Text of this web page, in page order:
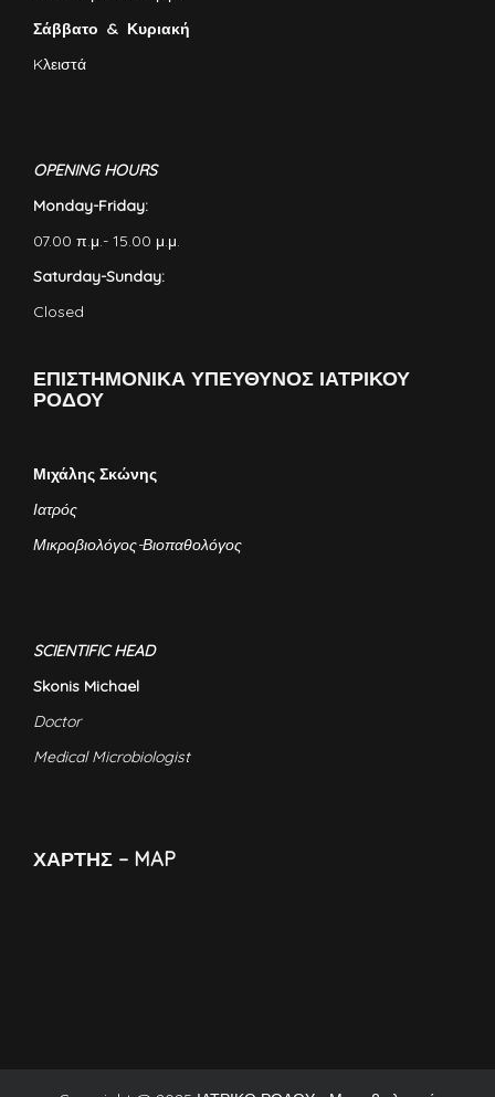
Σάββατο & Κυριακή
Kλειστά
OPENING HOURS
Monday-Friday:
07.00 π.μ.- 15.00 μ.μ.
Saturday-Sunday:
Closed
ΕΠΙΣΤΗΜΟΝΙΚΑ ΥΠΕΥΘΥΝΟΣ ΙΑΤΡΙΚΟΥ
ΡΟΔΟΥ
Μιχάλης Σκώνης
Ιατρός
Μικροβιολόγος-Βιοπαθολόγος
SCIENTIFIC HEAD
Skonis Michael
Doctor
Medical Microbiologist
ΧΑΡΤΗΣ – MAP